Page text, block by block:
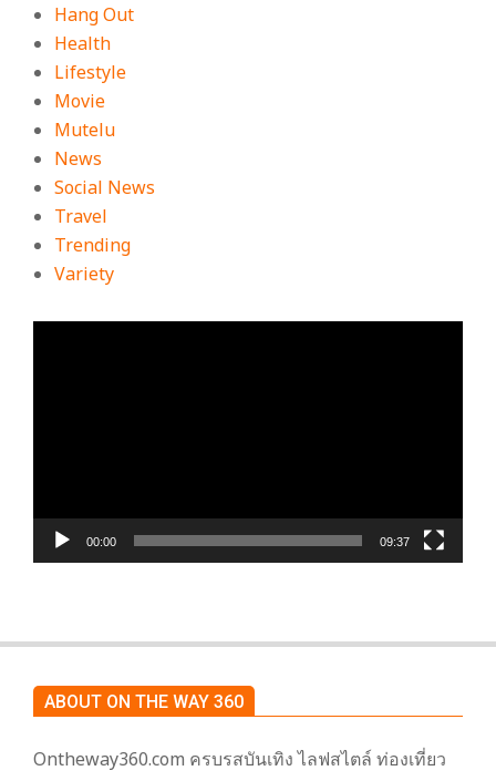
Hang Out
Health
Lifestyle
Movie
Mutelu
News
Social News
Travel
Trending
Variety
00:00 09:37
ABOUT ON THE WAY 360
Ontheway360.com ครบรสบันเทิง ไลฟสไตล์ ท่องเที่ยว